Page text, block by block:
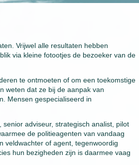
Vrijwel alle resultaten hebben
via kleine fotootjes de bezoeker van de
te ontmoeten of om een toekomstige
weten dat ze bij de aanpak van
Mensen gespecialiseerd in
adviseur, strategisch analist, pilot
de politieagenten van vandaag
veldwachter of agent, tegenwoordig
hun bezigheden zijn is daarmee vaag